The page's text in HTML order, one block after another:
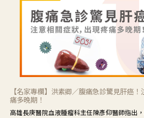
【名家專欄】洪素卿／腹痛急診驚見肝癌
痛多晚期！
高雄長庚醫院血液腫瘤科主任陳彥仰醫師指出